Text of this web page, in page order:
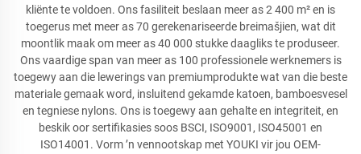
kliënte te voldoen. Ons fasiliteit beslaan meer as 2 400 m² en is
toegerus met meer as 70 gerekenariseerde breimašjien, wat dit
moontlik maak om meer as 40 000 stukke daagliks te produseer.
Ons vaardige span van meer as 100 professionele werknemers is
toegewy aan die lewerings van premiumprodukte wat van die beste
materiale gemaak word, insluitend gekamde katoen, bamboesvesel
en tegniese nylons. Ons is toegewy aan gehalte en integriteit, en
beskik oor sertifikasies soos BSCI, ISO9001, ISO45001 en
ISO14001. Vorm ’n vennootskap met YOUKI vir jou OEM-